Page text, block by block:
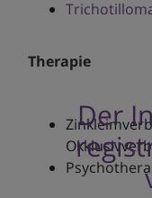
Therapie
Der